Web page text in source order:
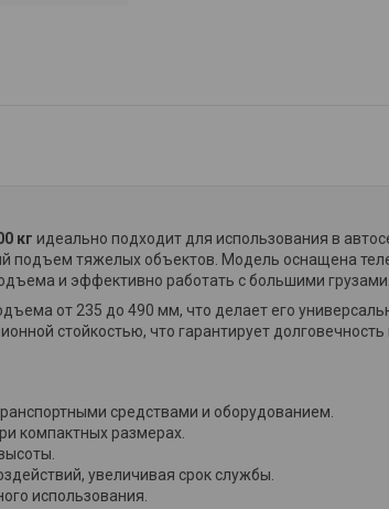
кг идеально подходит для использования в
подъем тяжелых объектов. Модель оснащена
и эффективно работать с большими грузами.
от 235 до 490 мм, что делает его
стойкостью, что гарантирует
средствами и оборудованием.
компактных размерах.
увеличивая срок службы.
использования.